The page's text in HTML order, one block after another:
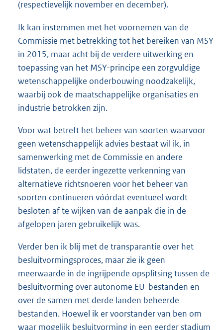
(respectievelijk november en december).
Ik kan instemmen met het voornemen van de
Commissie met betrekking tot het bereiken van MSY
in 2015, maar acht bij de verdere uitwerking en
toepassing van het MSY-principe een zorgvuldige
wetenschappelijke onderbouwing noodzakelijk,
waarbij ook de maatschappelijke organisaties en
industrie betrokken zijn.
Voor wat betreft het beheer van soorten waarvoor
geen wetenschappelijk advies bestaat wil ik, in
samenwerking met de Commissie en andere
lidstaten, de eerder ingezette verkenning van
alternatieve richtsnoeren voor het beheer van
soorten continueren vóórdat eventueel wordt
besloten af te wijken van de aanpak die in de
afgelopen jaren gebruikelijk was.
Verder ben ik blij met de transparantie over het
besluitvormingsproces, maar zie ik geen
meerwaarde in de ingrijpende opsplitsing tussen de
besluitvorming over autonome EU-bestanden en
over de samen met derde landen beheerde
bestanden. Hoewel ik er voorstander van ben om
waar mogelijk besluitvorming in een eerder stadium